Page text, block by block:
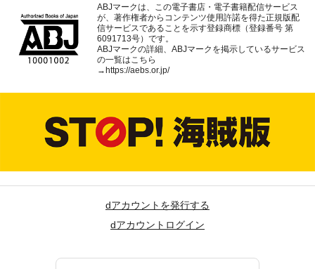
ABJマークは、この電子書店・電子書籍配信サービス
が、著作権者からコンテンツ使用許諾を得た正規版配
信サービスであることを示す登録商標（登録番号 第
6091713号）です。
ABJマークの詳細、ABJマークを掲示しているサービス
の一覧はこちら
→ https://aebs.or.jp/
dアカウントを発行する
dアカウントログイン